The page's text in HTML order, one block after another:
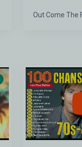
Out Come The